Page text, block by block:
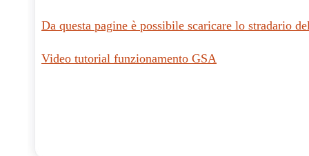
Da questa pagine è possibile scaricare lo stradario
Video tutorial funzionamento GSA